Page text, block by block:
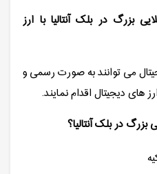
بزرگ در بلک آنتالیا با ارز
می توانند به صورت رسمی و
های دیجیتال اقدام نمایند.
بزرگ در بلک آنتالیا؟